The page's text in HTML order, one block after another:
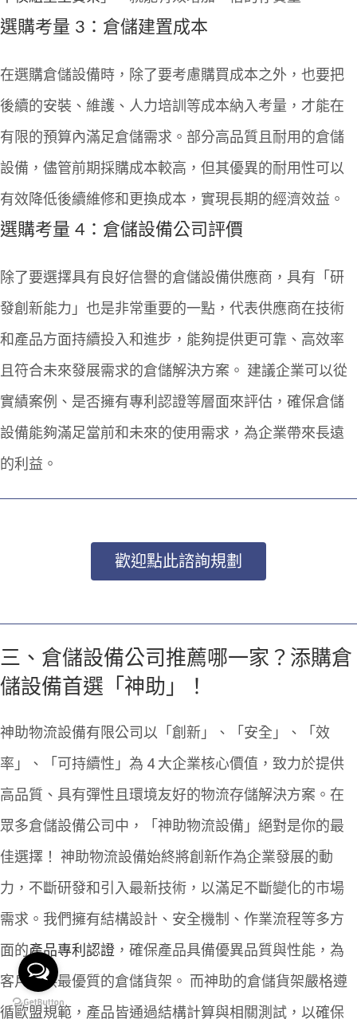
選購考量 3：倉儲建置成本
在選購倉儲設備時，除了要考慮購買成本之外，也要把
後續的安裝、維護、人力培訓等成本納入考量，才能在
有限的預算內滿足倉儲需求。部分高品質且耐用的倉儲
設備，儘管前期採購成本較高，但其優異的耐用性可以
有效降低後續維修和更換成本，實現長期的經濟效益。
選購考量 4： 倉儲設備公司 評價
除了要選擇具有良好信譽的倉儲設備供應商，具有「研
發創新能力」也是非常重要的一點，代表供應商在技術
和產品方面持續投入和進步，能夠提供更可靠、高效率
且符合未來發展需求的倉儲解決方案。 建議企業可以從
實績案例、是否擁有專利認證等層面來評估，確保倉儲
設備能夠滿足當前和未來的使用需求，為企業帶來長遠
的利益。
歡迎點此諮詢規劃
三、 倉儲設備公司推薦哪一家？添購倉
儲設備首選「神助」！
神助物流設備有限公司以「創新」、「安全」、「效
率」、「可持續性」為 4 大企業核心價值，致力於提供
高品質、具有彈性且環境友好的物流存儲解決方案。在
眾多倉儲設備公司中，「神助物流設備」絕對是你的最
佳選擇！
神助物流設備始終將創新作為企業發展的動
力，不斷研發和引入最新技術，以滿足不斷變化的市場
需求。我們擁有結構設計、安全機制、作業流程等多方
面的產品專利認證 ，確保產品具備優異品質與性能，為
客戶提供最優質的倉儲貨架。 而神助的倉儲貨架嚴格遵
循歐盟規範，產品皆通過結構計算與相關測試，以確保